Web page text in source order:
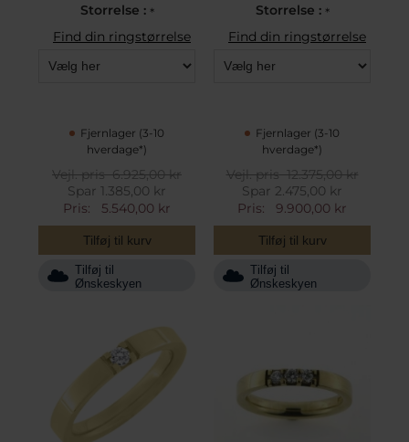
Storrelse : *
Find din ringstørrelse
Fjernlager (3-10
hverdage*)
Vejl. pris6.925,00 kr
Spar 1.385,00 kr
Pris:
5.540,00 kr
Tilføj til kurv
Tilføj til
Ønskeskyen
Storrelse : *
Find din ringstørrelse
Fjernlager (3-10
hverdage*)
Vejl. pris12.375,00 kr
Spar 2.475,00 kr
Pris:
9.900,00 kr
Tilføj til kurv
Tilføj til
Ønskeskyen